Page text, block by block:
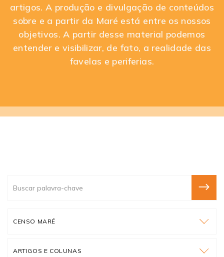
artigos. A produção e divulgação de conteúdos
sobre e a partir da Maré está entre os nossos
objetivos. A partir desse material podemos
entender e visibilizar, de fato, a realidade das
favelas e periferias.
CENSO MARÉ
ARTIGOS E COLUNAS